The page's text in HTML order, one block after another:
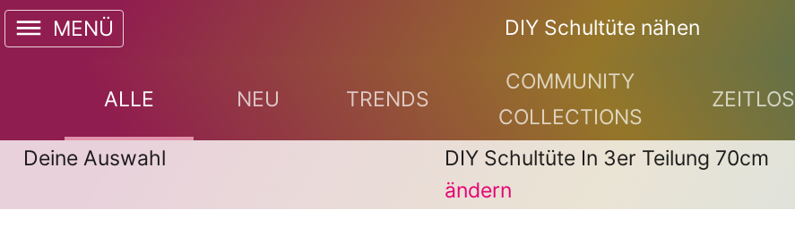
MENÜ DIY Schultüte nähen
ALLE NEU TRENDS
COMMUNITY
COLLECTIONS
ZEITLOS
Deine Auswahl
DIY Schultüte In 3er Teilung 70cm
ändern